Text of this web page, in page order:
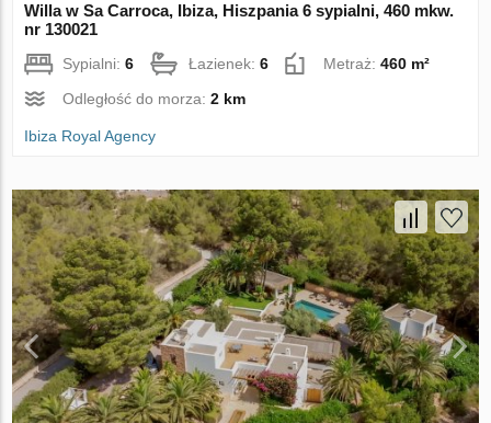
Willa w Sa Carroca, Ibiza, Hiszpania 6 sypialni, 460 mkw.
nr 130021
Sypialni:6 Łazienek:6 Metraż:460 m²
Odległość do morza:2 km
Ibiza Royal Agency